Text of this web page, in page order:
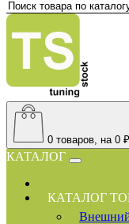
0 товаров, на 0 ₽
КАТАЛОГ
КАТАЛОГ